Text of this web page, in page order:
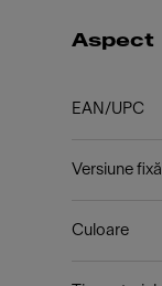
Aspect
EAN/UPC
Versiune fixă
Culoare